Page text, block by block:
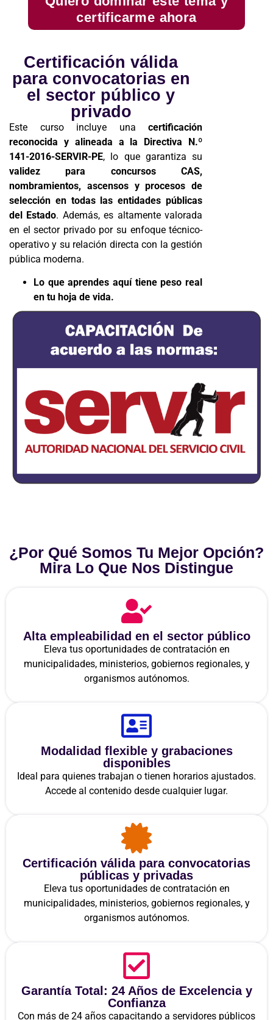
certificarme ahora
Certificación válida
para convocatorias en
el sector público y
privado
Este curso incluye unacertificación
reconocida y alineada a la Directiva N.º
141-2016-SERVIR-PE, lo que garantiza su
validez para concursos CAS,
nombramientos, ascensos y procesos de
selección en todas las entidades públicas
del Estado. Además, es altamente valorada
en el sector privado por su enfoque técnico-
operativo y su relación directa con la gestión
pública moderna.
Lo que aprendes aquí tiene peso real
en tu hoja de vida.
¿Por Qué Somos Tu Mejor Opción?
Mira Lo Que Nos Distingue
Alta empleabilidad en el sector público
Eleva tus oportunidades de contratación en
municipalidades, ministerios, gobiernos regionales, y
organismos autónomos.
Modalidad flexible y grabaciones
disponibles
Ideal para quienes trabajan o tienen horarios ajustados.
Accede al contenido desde cualquier lugar.
Certificación válida para convocatorias
públicas y privadas
Eleva tus oportunidades de contratación en
municipalidades, ministerios, gobiernos regionales, y
organismos autónomos.
Garantía Total: 24 Años de Excelencia y
Confianza
Con más de 24 años capacitando a servidores públicos